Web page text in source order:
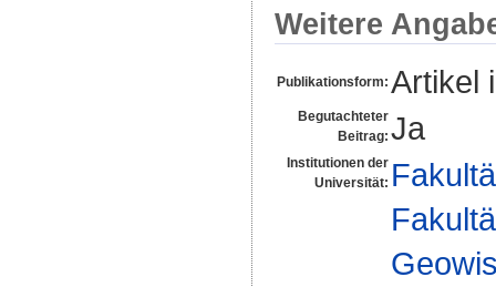
Weitere
Publikationsform: Artikel
Begutachteter
Beitrag: Ja
Institutionen der
Universität: